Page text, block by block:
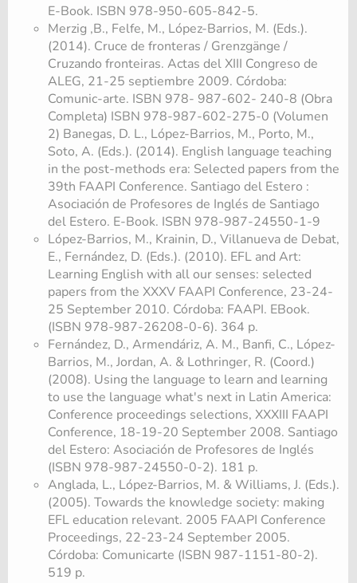
E-Book. ISBN 978-950-605-842-5.
Merzig ,B., Felfe, M., López-Barrios, M. (Eds.).
(2014). Cruce de fronteras / Grenzgänge /
Cruzando fronteiras. Actas del XIII Congreso de
ALEG, 21-25 septiembre 2009. Córdoba:
Comunic-arte. ISBN 978- 987-602- 240-8 (Obra
Completa) ISBN 978-987-602-275-0 (Volumen
2) Banegas, D. L., López-Barrios, M., Porto, M.,
Soto, A. (Eds.). (2014). English language teaching
in the post-methods era: Selected papers from the
39th FAAPI Conference. Santiago del Estero :
Asociación de Profesores de Inglés de Santiago
del Estero. E-Book. ISBN 978-987-24550-1-9
López-Barrios, M., Krainin, D., Villanueva de Debat,
E., Fernández, D. (Eds.). (2010). EFL and Art:
Learning English with all our senses: selected
papers from the XXXV FAAPI Conference, 23-24-
25 September 2010. Córdoba: FAAPI. EBook.
(ISBN 978-987-26208-0-6). 364 p.
Fernández, D., Armendáriz, A. M., Banfi, C., López-
Barrios, M., Jordan, A. & Lothringer, R. (Coord.)
(2008). Using the language to learn and learning
to use the language what's next in Latin America:
Conference proceedings selections, XXXIII FAAPI
Conference, 18-19-20 September 2008. Santiago
del Estero: Asociación de Profesores de Inglés
(ISBN 978-987-24550-0-2). 181 p.
Anglada, L., López-Barrios, M. & Williams, J. (Eds.).
(2005). Towards the knowledge society: making
EFL education relevant. 2005 FAAPI Conference
Proceedings, 22-23-24 September 2005.
Córdoba: Comunicarte (ISBN 987-1151-80-2).
519 p.